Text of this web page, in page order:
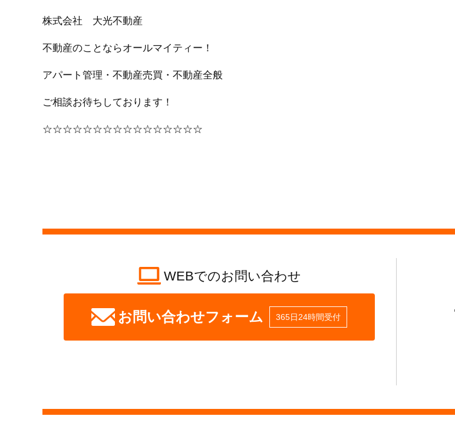
株式会社 大光不動産
不動産のことならオールマイティー！
アパート管理・不動産売買・不動産全般
ご相談お待ちしております！
☆☆☆☆☆☆☆☆☆☆☆☆☆☆☆☆
WEBでのお問い合わせ
お問い合わせフォーム 365日24時間受付